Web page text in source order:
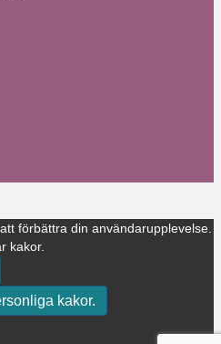
förbättra din användarupplevelse.
kakor.
kakor.